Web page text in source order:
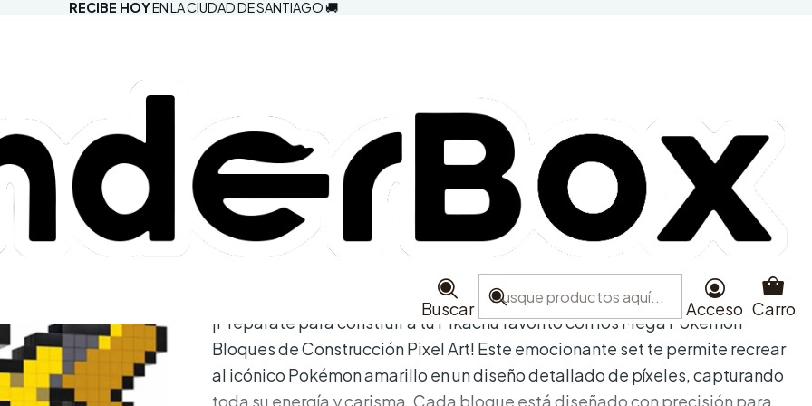
RECIBE HOYEN LA CIUDAD DE SANTIAGO 🚚
Buscar Acceso Carro
Construcción Pixel Art Pikachu
Agregar a la lista de favoritos
Mostrar stock de ubicaciones
¡Prepárate para construir a tu Pikachu favorito con los Mega Pokémon
Bloques de Construcción Pixel Art! Este emocionante set te permite recrear
al icónico Pokémon amarillo en un diseño detallado de píxeles, capturando
toda su energía y carisma. Cada bloque está diseñado con precisión para